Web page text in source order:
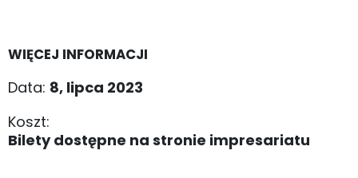
WIĘCEJ INFORMACJI
Data: 8, lipca 2023
Koszt:
Bilety dostępne na stronie impresariatu